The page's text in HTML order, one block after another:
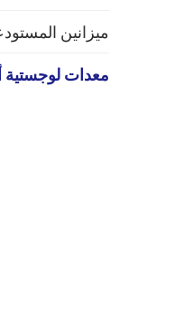
ميزانين
معدات لوجستية